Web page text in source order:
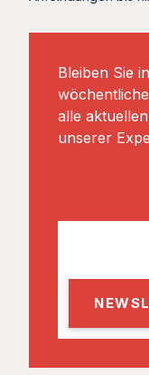
Bleiben Sie
alle
unserer
l